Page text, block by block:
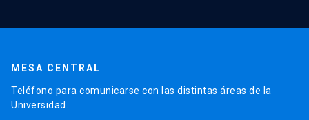
MESA CENTRAL
Teléfono para comunicarse con las distintas áreas de la
Universidad.